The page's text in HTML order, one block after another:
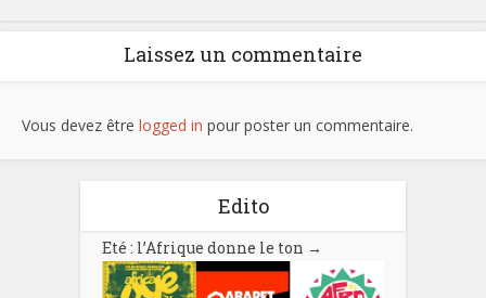
Laissez un commentaire
Vous devez être logged in pour poster un commentaire.
Edito
Eté : l’Afrique donne le ton →